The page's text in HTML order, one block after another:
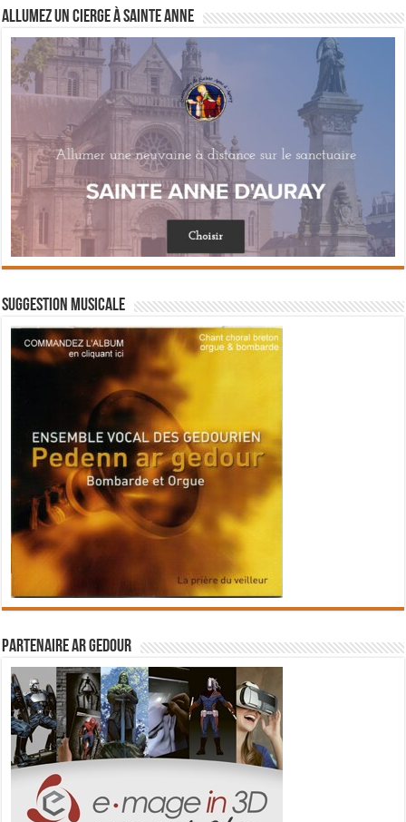
Allumez un cierge à Sainte Anne
Suggestion musicale
Partenaire Ar Gedour